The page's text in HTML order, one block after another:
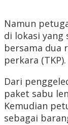
Namun
di lokasi yang
bersama dua
perkara (TKP).
Dari
paket sabu
Kemudian
sebagai